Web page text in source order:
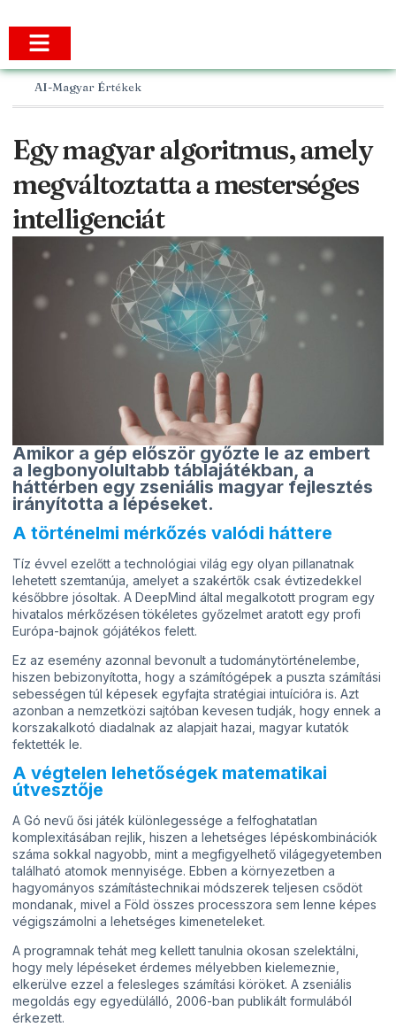
AI-Magyar Értékek
Egy magyar algoritmus, amely
megváltoztatta a mesterséges
intelligenciát
Amikor a gép először győzte le az embert
a legbonyolultabb táblajátékban, a
háttérben egy zseniális magyar fejlesztés
irányította a lépéseket.
A történelmi mérkőzés valódi háttere
Tíz évvel ezelőtt a technológiai világ egy olyan pillanatnak
lehetett szemtanúja, amelyet a szakértők csak évtizedekkel
későbbre jósoltak. A DeepMind által megalkotott program egy
hivatalos mérkőzésen tökéletes győzelmet aratott egy profi
Európa-bajnok gójátékos felett.
Ez az esemény azonnal bevonult a tudománytörténelembe,
hiszen bebizonyította, hogy a számítógépek a puszta számítási
sebességen túl képesek egyfajta stratégiai intuícióra is. Azt
azonban a nemzetközi sajtóban kevesen tudják, hogy ennek a
korszakalkotó diadalnak az alapjait hazai, magyar kutatók
fektették le.
A végtelen lehetőségek matematikai
útvesztője
A Gó nevű ősi játék különlegessége a felfoghatatlan
komplexitásában rejlik, hiszen a lehetséges lépéskombinációk
száma sokkal nagyobb, mint a megfigyelhető világegyetemben
található atomok mennyisége. Ebben a környezetben a
hagyományos számítástechnikai módszerek teljesen csődöt
mondanak, mivel a Föld összes processzora sem lenne képes
végigszámolni a lehetséges kimeneteleket.
A programnak tehát meg kellett tanulnia okosan szelektálni,
hogy mely lépéseket érdemes mélyebben kielemeznie,
elkerülve ezzel a felesleges számítási köröket. A zseniális
megoldás egy egyedülálló, 2006-ban publikált formulából
érkezett.